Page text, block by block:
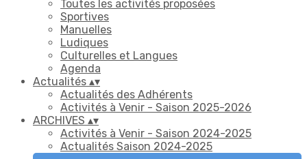
Toutes les activités proposées
Sportives
Manuelles
Ludiques
Culturelles et Langues
Agenda
Actualités ▴▾
Actualités des Adhérents
Activités à Venir - Saison 2025-2026
ARCHIVES ▴▾
Activités à Venir - Saison 2024-2025
Actualités Saison 2024-2025